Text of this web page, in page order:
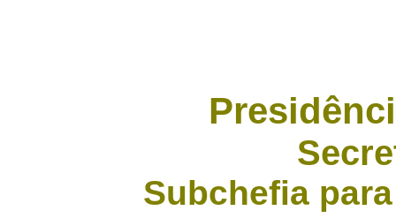
Subchefia